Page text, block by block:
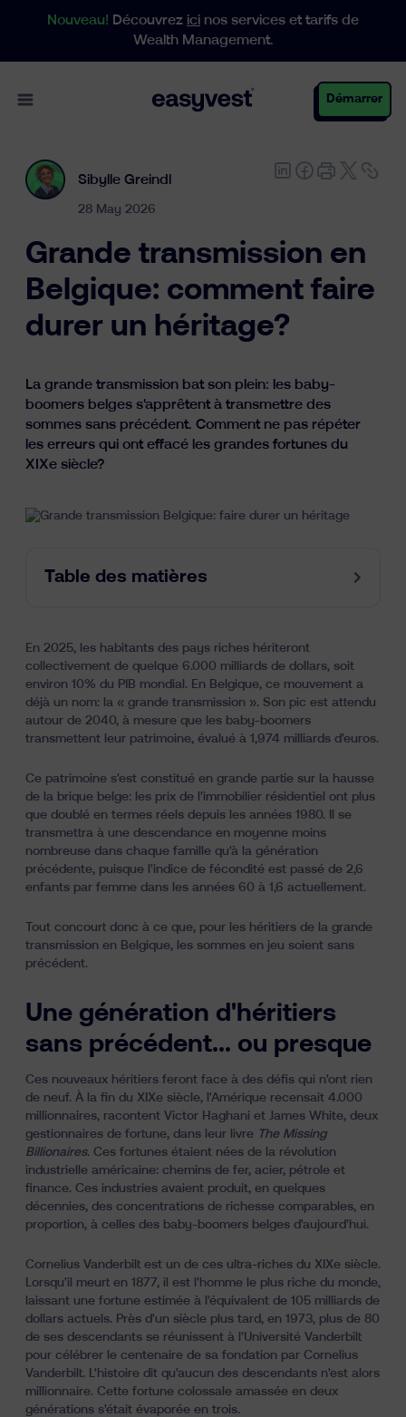
Nouveau! Découvrez ici nos services et tarifs de
Wealth Management.
Open main menu Démarrer
Particuliers
Entreprises
Ressources
Sibylle Greindl
28 May 2026
Grande transmission en
Belgique: comment faire
durer un héritage?
La grande transmission bat son plein: les baby-
boomers belges s'apprêtent à transmettre des
sommes sans précédent. Comment ne pas répéter
les erreurs qui ont effacé les grandes fortunes du
XIXe siècle?
Table des matières
En 2025, les habitants des pays riches hériteront
collectivement de quelque 6.000 milliards de dollars, soit
environ 10% du PIB mondial. En Belgique, ce mouvement a
déjà un nom: la « grande transmission ». Son pic est attendu
autour de 2040, à mesure que les baby-boomers
transmettent leur patrimoine, évalué à 1,974 milliards d'euros.
Ce patrimoine s'est constitué en grande partie sur la hausse
de la brique belge: les prix de l'immobilier résidentiel ont plus
que doublé en termes réels depuis les années 1980. Il se
transmettra à une descendance en moyenne moins
nombreuse dans chaque famille qu'à la génération
précédente, puisque l'indice de fécondité est passé de 2,6
enfants par femme dans les années 60 à 1,6 actuellement.
Tout concourt donc à ce que, pour les héritiers de la grande
transmission en Belgique, les sommes en jeu soient sans
précédent.
Une génération d'héritiers
sans précédent... ou presque
Ces nouveaux héritiers feront face à des défis qui n'ont rien
de neuf. À la fin du XIXe siècle, l'Amérique recensait 4.000
millionnaires, racontent Victor Haghani et James White, deux
gestionnaires de fortune, dans leur livre The Missing
Billionaires. Ces fortunes étaient nées de la révolution
industrielle américaine: chemins de fer, acier, pétrole et
finance. Ces industries avaient produit, en quelques
décennies, des concentrations de richesse comparables, en
proportion, à celles des baby-boomers belges d'aujourd'hui.
Cornelius Vanderbilt est un de ces ultra-riches du XIXe siècle.
Lorsqu'il meurt en 1877, il est l'homme le plus riche du monde,
laissant une fortune estimée à l'équivalent de 105 milliards de
dollars actuels. Près d'un siècle plus tard, en 1973, plus de 80
de ses descendants se réunissent à l'Université Vanderbilt
pour célébrer le centenaire de sa fondation par Cornelius
Vanderbilt. L'histoire dit qu'aucun des descendants n'est alors
millionnaire. Cette fortune colossale amassée en deux
générations s'était évaporée en trois.